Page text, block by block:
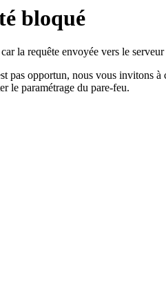
bloqué
la requête envoyée vers le serveur
pas opportun, nous vous invitons à
le paramétrage du pare-feu.